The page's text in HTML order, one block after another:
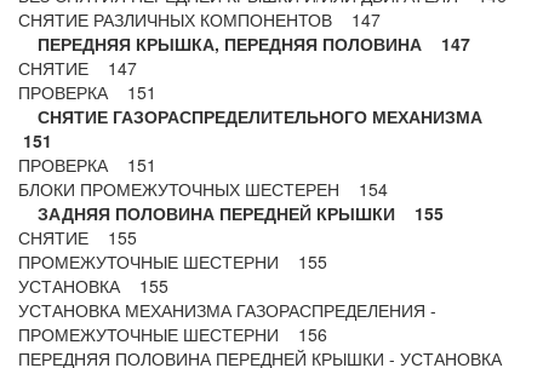
СНЯТИЕ РАЗЛИЧНЫХ КОМПОНЕНТОВ 147
ПЕРЕДНЯЯ КРЫШКА, ПЕРЕДНЯЯ ПОЛОВИНА 147
СНЯТИЕ 147
ПРОВЕРКА 151
СНЯТИЕ ГАЗОРАСПРЕДЕЛИТЕЛЬНОГО МЕХАНИЗМА
151
ПРОВЕРКА 151
БЛОКИ ПРОМЕЖУТОЧНЫХ ШЕСТЕРЕН 154
ЗАДНЯЯ ПОЛОВИНА ПЕРЕДНЕЙ КРЫШКИ 155
СНЯТИЕ 155
ПРОМЕЖУТОЧНЫЕ ШЕСТЕРНИ 155
УСТАНОВКА 155
УСТАНОВКА МЕХАНИЗМА ГАЗОРАСПРЕДЕЛЕНИЯ -
ПРОМЕЖУТОЧНЫЕ ШЕСТЕРНИ 156
ПЕРЕДНЯЯ ПОЛОВИНА ПЕРЕДНЕЙ КРЫШКИ - УСТАНОВКА